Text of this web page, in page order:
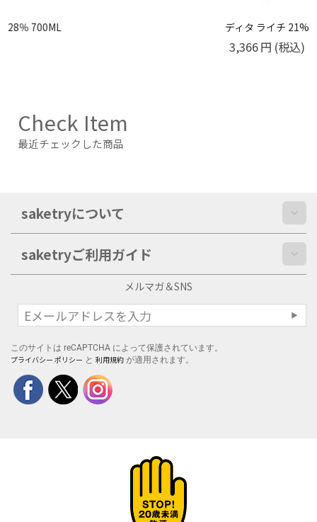
ディタ ライチ 21%
(税込)
Check Item
最近チェックした商品
saketryについて
saketryご利用ガイド
メルマガ＆SNS
このサイトは reCAPTCHA によって保護されています。
プライバシー ポリシー と 利用規約 が適用されます。